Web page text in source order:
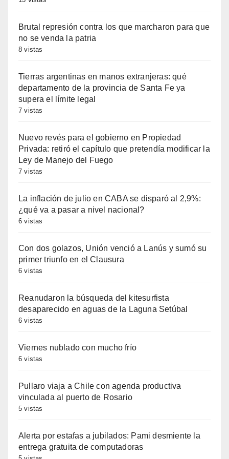
Brutal represión contra los que marcharon para que
no se venda la patria
8 vistas
Tierras argentinas en manos extranjeras: qué
departamento de la provincia de Santa Fe ya
supera el límite legal
7 vistas
Nuevo revés para el gobierno en Propiedad
Privada: retiró el capítulo que pretendía modificar la
Ley de Manejo del Fuego
7 vistas
La inflación de julio en CABA se disparó al 2,9%:
¿qué va a pasar a nivel nacional?
6 vistas
Con dos golazos, Unión venció a Lanús y sumó su
primer triunfo en el Clausura
6 vistas
Reanudaron la búsqueda del kitesurfista
desaparecido en aguas de la Laguna Setúbal
6 vistas
Viernes nublado con mucho frío
6 vistas
Pullaro viaja a Chile con agenda productiva
vinculada al puerto de Rosario
5 vistas
Alerta por estafas a jubilados: Pami desmiente la
entrega gratuita de computadoras